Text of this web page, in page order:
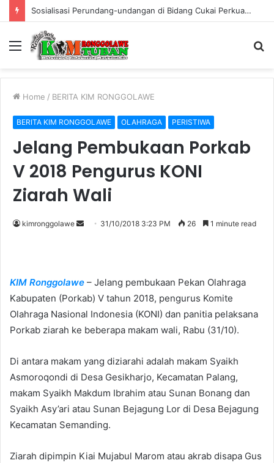
Sosialisasi Perundang-undangan di Bidang Cukai Perkuat Komitmen Berantas Rokok Ilegal di Kabupaten Tuban
Menu
Home / BERITA KIM RONGGOLAWE
BERITA KIM RONGGOLAWE OLAHRAGA PERISTIWA
Jelang Pembukaan Porkab
V 2018 Pengurus KONI
Ziarah Wali
kimronggolawe
a
n
e
m
31/10/2018 3:23 PM 26 1 minute read
KIM Ronggolawe – Jelang pembukaan Pekan Olahraga
Kabupaten (Porkab) V tahun 2018, pengurus Komite
Olahraga Nasional Indonesia (KONI) dan panitia pelaksana
Porkab ziarah ke beberapa makam wali, Rabu (31/10).
Di antara makam yang diziarahi adalah makam Syaikh
Asmoroqondi di Desa Gesikharjo, Kecamatan Palang,
makam Syaikh Makdum Ibrahim atau Sunan Bonang dan
Syaikh Asy’ari atau Sunan Bejagung Lor di Desa Bejagung
Kecamatan Semanding.
Ziarah dipimpin Kiai Mujabul Marom atau akrab disapa Gus